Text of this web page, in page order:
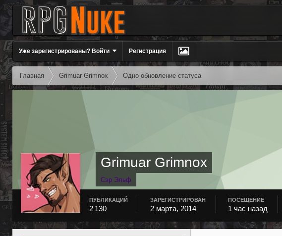
Уже зарегистрированы? Войти Регистрация
Главная Grimuar Grimnox Одно обновление статуса
Grimuar Grimnox
Сэр Эльф
ПУБЛИКАЦИЙ
2 130
ЗАРЕГИСТРИРОВАН
2 марта, 2014
ПОСЕЩЕНИЕ
1 час назад